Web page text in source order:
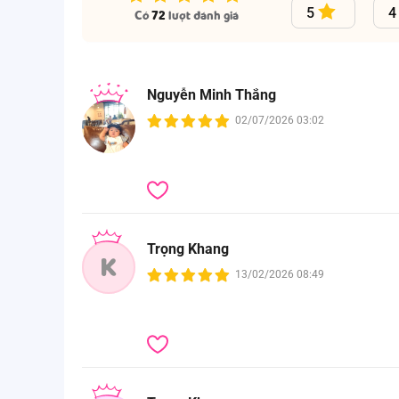
Có72 lượt đánh giá 5 4
Nguyễn Minh Thắng
02/07/2026 03:02
K
Trọng Khang
13/02/2026 08:49